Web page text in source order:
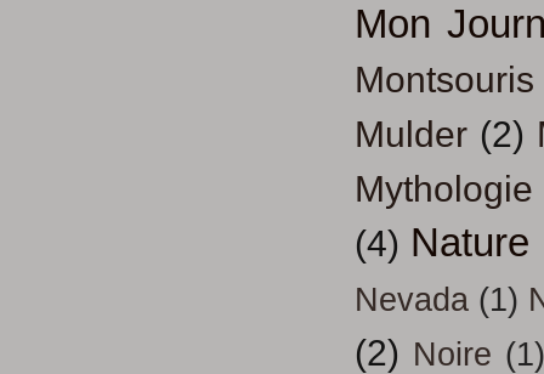
Mon
Montsouris
Mulder (2)
Mythologie
(4) Nature
Nevada (1)
(2) Noire